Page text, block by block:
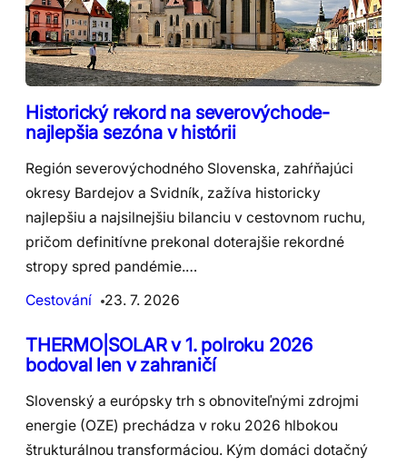
Historický rekord na severovýchode-
najlepšia sezóna v histórii
Región severovýchodného Slovenska, zahŕňajúci
okresy Bardejov a Svidník, zažíva historicky
najlepšiu a najsilnejšiu bilanciu v cestovnom ruchu,
pričom definitívne prekonal doterajšie rekordné
stropy spred pandémie.…
Cestování
23. 7. 2026
THERMO|SOLAR v 1. polroku 2026
bodoval len v zahraničí
Slovenský a európsky trh s obnoviteľnými zdrojmi
energie (OZE) prechádza v roku 2026 hlbokou
štrukturálnou transformáciou. Kým domáci dotačný